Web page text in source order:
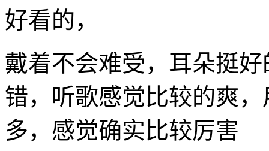
好看的，
戴着不会难受，耳朵挺
错，听歌感觉比较的爽
多，感觉确实比较厉害